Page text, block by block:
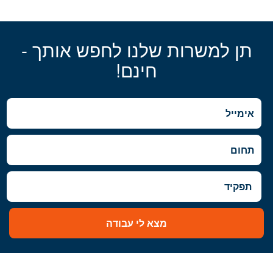
תן למשרות שלנו לחפש אותך -
חינם!
מצא לי עבודה